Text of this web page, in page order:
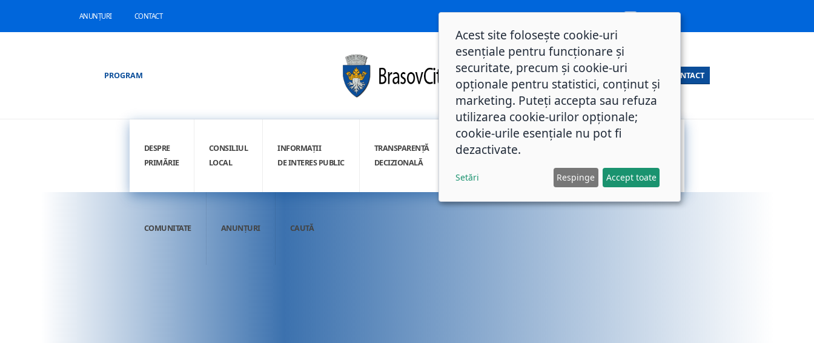
ANUNȚURI CONTACT
PROGRAM CONTACT
DESPRE
PRIMĂRIE
CONSILIUL
LOCAL
INFORMAȚII
DE INTERES PUBLIC
TRANSPARENȚĂ
DECIZIONALĂ
INTEGRITATE
COMUNITATE ANUNȚURI CAUTĂ
Acest site folosește cookie-uri
esențiale pentru funcționare și
securitate, precum și cookie-uri
opționale pentru statistici, conținut și
marketing. Puteți accepta sau refuza
utilizarea cookie-urilor opționale;
cookie-urile esențiale nu pot fi
dezactivate.
Setări Respinge Accept toate